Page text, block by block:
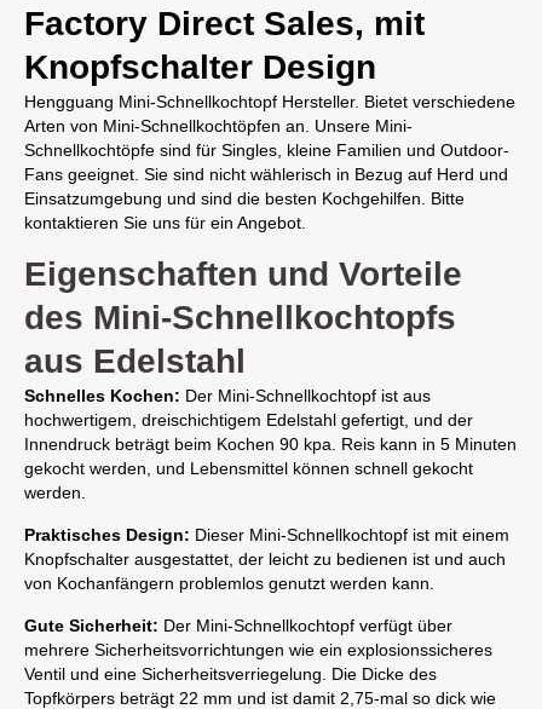
Factory Direct Sales, mit
Knopfschalter Design
Hengguang Mini-Schnellkochtopf Hersteller. Bietet verschiedene
Arten von Mini-Schnellkochtöpfen an. Unsere Mini-
Schnellkochtöpfe sind für Singles, kleine Familien und Outdoor-
Fans geeignet. Sie sind nicht wählerisch in Bezug auf Herd und
Einsatzumgebung und sind die besten Kochgehilfen. Bitte
kontaktieren Sie uns für ein Angebot.
Eigenschaften und Vorteile
des Mini-Schnellkochtopfs
aus Edelstahl
Schnelles Kochen: Der Mini-Schnellkochtopf ist aus
hochwertigem, dreischichtigem Edelstahl gefertigt, und der
Innendruck beträgt beim Kochen 90 kpa. Reis kann in 5 Minuten
gekocht werden, und Lebensmittel können schnell gekocht
werden.
Praktisches Design: Dieser Mini-Schnellkochtopf ist mit einem
Knopfschalter ausgestattet, der leicht zu bedienen ist und auch
von Kochanfängern problemlos genutzt werden kann.
Gute Sicherheit: Der Mini-Schnellkochtopf verfügt über
mehrere Sicherheitsvorrichtungen wie ein explosionssicheres
Ventil und eine Sicherheitsverriegelung. Die Dicke des
Topfkörpers beträgt 22 mm und ist damit 2,75-mal so dick wie